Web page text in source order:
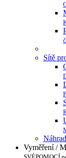
Sítě
Vyměření /